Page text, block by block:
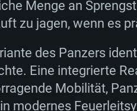
Netzwerk:
Festplatte: 60,2
Netzwerk:
Festplatte: 60,2
Netzwerk:
Festplatte: 60,2
Menge an
zu jagen, wenn es
des Panzers
Eine integrierte
Mobilität,
modernes